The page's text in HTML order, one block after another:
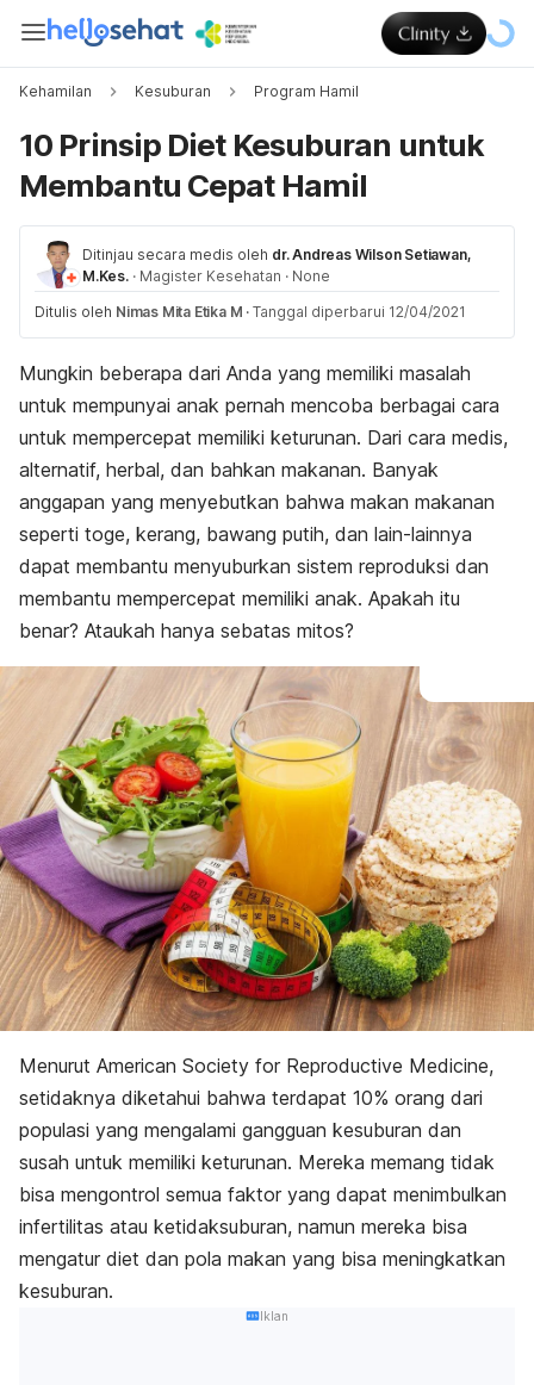
Kehamilan Kesuburan Program Hamil
10 Prinsip Diet Kesuburan untuk
Membantu Cepat Hamil
Ditinjau secara medis oleh dr. Andreas Wilson Setiawan,
M.Kes. · Magister Kesehatan · None
Ditulis oleh Nimas Mita Etika M · Tanggal diperbarui 12/04/2021
Mungkin beberapa dari Anda yang memiliki masalah
untuk mempunyai anak pernah mencoba berbagai cara
untuk mempercepat memiliki keturunan. Dari cara medis,
alternatif, herbal, dan bahkan makanan. Banyak
anggapan yang menyebutkan bahwa makan makanan
seperti toge, kerang, bawang putih, dan lain-lainnya
dapat membantu menyuburkan sistem reproduksi dan
membantu mempercepat memiliki anak. Apakah itu
benar? Ataukah hanya sebatas mitos?
Menurut American Society for Reproductive Medicine,
setidaknya diketahui bahwa terdapat 10% orang dari
populasi yang mengalami gangguan kesuburan dan
susah untuk memiliki keturunan. Mereka memang tidak
bisa mengontrol semua faktor yang dapat menimbulkan
infertilitas atau ketidaksuburan, namun mereka bisa
mengatur diet dan pola makan yang bisa meningkatkan
kesuburan.
Iklan